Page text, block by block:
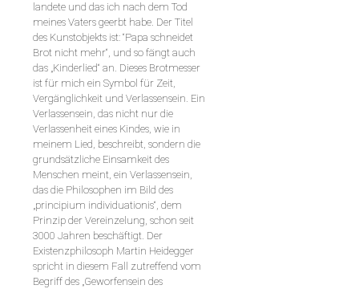
landete und das ich nach dem Tod
meines Vaters geerbt habe. Der Titel
des Kunstobjekts ist: “Papa schneidet
Brot nicht mehr“, und so fängt auch
das „Kinderlied“ an. Dieses Brotmesser
ist für mich ein Symbol für Zeit,
Vergänglichkeit und Verlassensein. Ein
Verlassensein, das nicht nur die
Verlassenheit eines Kindes, wie in
meinem Lied, beschreibt, sondern die
grundsätzliche Einsamkeit des
Menschen meint, ein Verlassensein,
das die Philosophen im Bild des
„principium individuationis“, dem
Prinzip der Vereinzelung, schon seit
3000 Jahren beschäftigt. Der
Existenzphilosoph Martin Heidegger
spricht in diesem Fall zutreffend vom
Begriff des „Geworfensein des